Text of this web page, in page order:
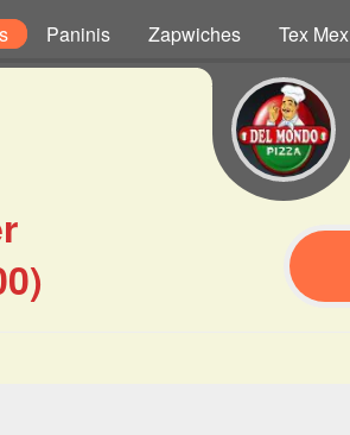
Paninis Zapwiches Tex Mex